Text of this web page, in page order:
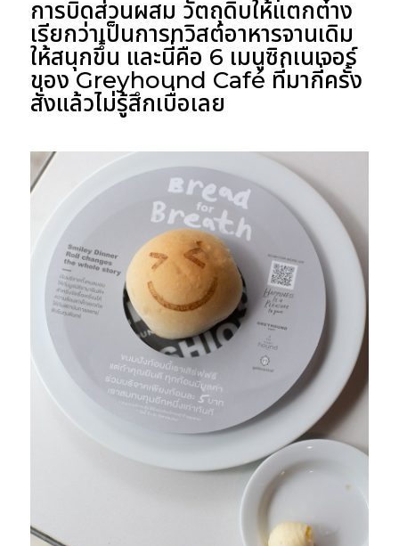
การบิดส่วนผสม วัตถุดิบให้แตกต่าง
เรียกว่าเป็นการทวิสต์อาหารจานเดิม
ให้สนุกขึ้น และนี่คือ 6 เมนูซิกเนเจอร์
ของ Greyhound Café ที่มากี่ครั้ง
สั่งแล้วไม่รู้สึกเบื่อเลย